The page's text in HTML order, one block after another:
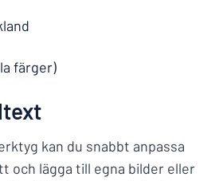
färger)
kan du snabbt anpassa
och lägga till egna bilder eller